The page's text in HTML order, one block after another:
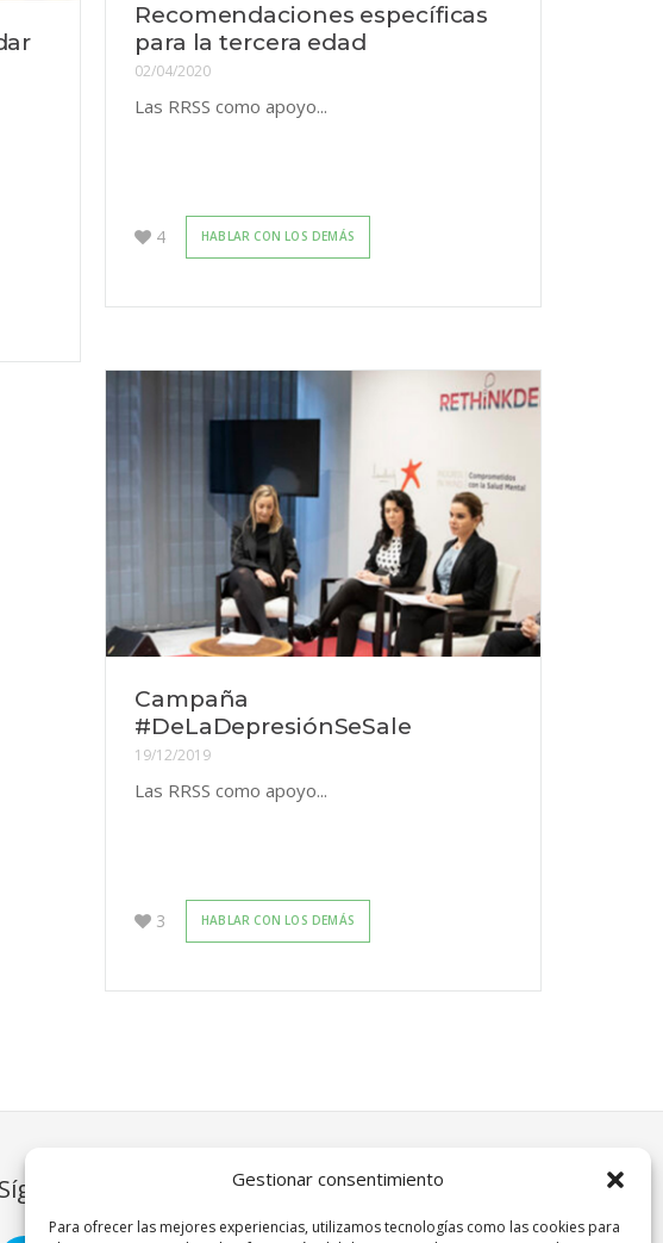
Gestionar consentimiento
Para ofrecer las mejores experiencias, utilizamos tecnologías como las cookies para
Recomendaciones específicas
para la tercera edad
02/04/2020
Las RRSS como apoyo...
4 HABLAR CON LOS DEMÁS
Campaña
#DeLaDepresiónSeSale
19/12/2019
Las RRSS como apoyo...
3 HABLAR CON LOS DEMÁS
Síguenos